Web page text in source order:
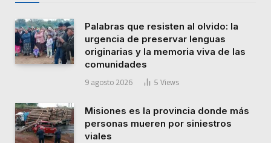
Palabras que resisten al olvido: la
urgencia de preservar lenguas
originarias y la memoria viva de las
comunidades
9 agosto 2026 5 Views
Misiones es la provincia donde más
personas mueren por siniestros
viales